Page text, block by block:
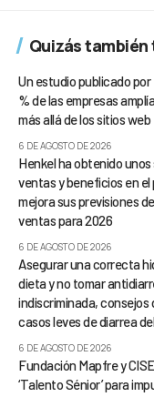
Quizás
Un estudio publicado
% de las empresas
más allá de los sitios web
6 DE AGOSTO DE 2026
Henkel ha obtenido
ventas y beneficios en el
mejora sus previsiones
ventas para 2026
6 DE AGOSTO DE 2026
Asegurar una correcta
dieta y no tomar
indiscriminada,
casos leves de diarrea
6 DE AGOSTO DE 2026
Fundación Mapfre y
‘Talento Sénior’ para